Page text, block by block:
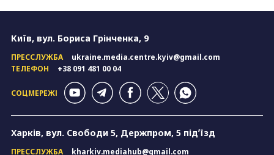
Київ, вул. Бориса Грінченка, 9
ПРЕССЛУЖБА
ukraine.media.centre.kyiv@gmail.com
ТЕЛЕФОН
+38 091 481 00 04
СОЦМЕРЕЖІ
Харків, вул. Свободи 5, Держпром, 5 підʼїзд
ПРЕССЛУЖБА kharkiv.mediahub@gmail.com